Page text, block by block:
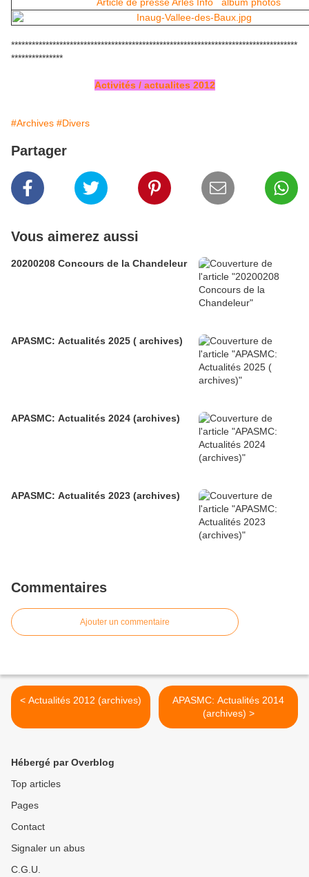
***********************************************************************************
***************
Activités / actualites 2012
#Archives #Divers
Partager
Vous aimerez aussi
20200208 Concours de la Chandeleur
APASMC: Actualités 2025 ( archives)
APASMC: Actualités 2024 (archives)
APASMC: Actualités 2023 (archives)
Commentaires
Ajouter un commentaire
< Actualités 2012 (archives)
APASMC: Actualités 2014
(archives) >
Hébergé par Overblog
Top articles
Pages
Contact
Signaler un abus
C.G.U.